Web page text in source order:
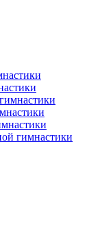
гимнастики